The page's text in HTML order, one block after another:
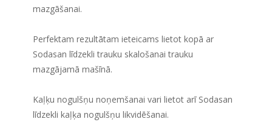
mazgāšanai.
Perfektam rezultātam ieteicams lietot kopā ar
Sodasan līdzekli trauku skalošanai trauku
mazgājamā mašīnā.
Kaļķu nogulšņu noņemšanai vari lietot arī Sodasan
līdzekli kaļķa nogulšņu likvidēšanai.